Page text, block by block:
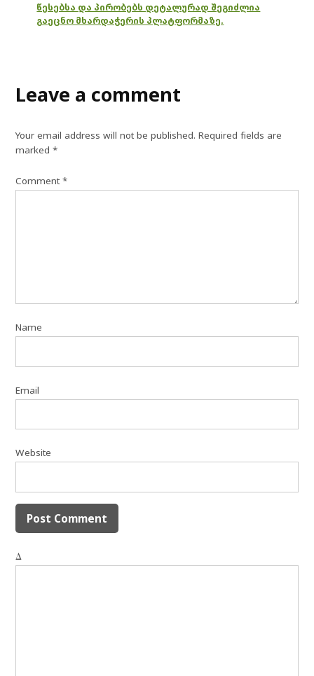
წესებსა და პირობებს დეტალურად შეგიძლია
გაეცნო მხარდაჭერის პლატფორმაზე.
Leave a comment
Your email address will not be published. Required fields are
marked*
Comment*
Name
Email
Website
Δ